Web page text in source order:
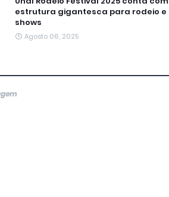
estrutura gigantesca para rodeio e
shows
Agosto 06, 2025